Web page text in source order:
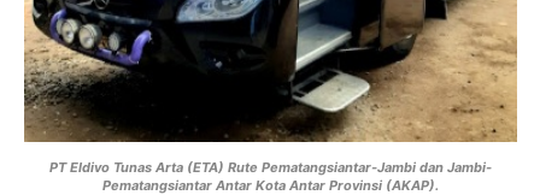
PT Eldivo Tunas Arta (ETA) Rute Pematangsiantar-Jambi dan Jambi-
Pematangsiantar Antar Kota Antar Provinsi (AKAP).